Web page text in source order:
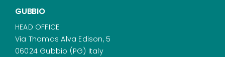
GUBBIO
HEAD OFFICE
Via Thomas Alva Edison, 5
06024 Gubbio (PG) Italy